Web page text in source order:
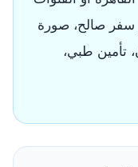
سفر صالح، صورة
تأمين طبي،